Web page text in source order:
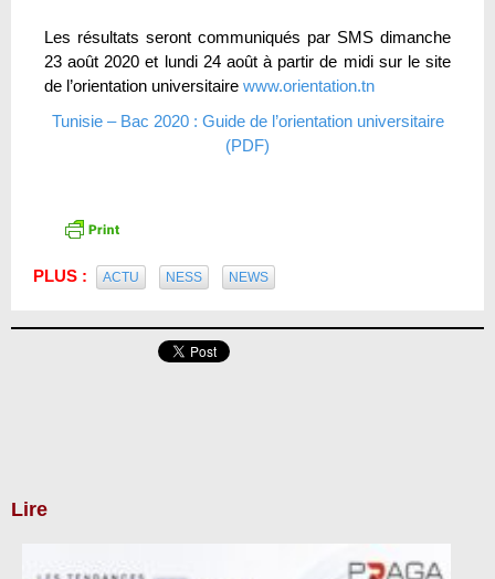
Les résultats seront communiqués par SMS dimanche
23 août 2020 et lundi 24 août à partir de midi sur le site
de l’orientation universitaire www.orientation.tn
Tunisie – Bac 2020 : Guide de l’orientation universitaire
(PDF)
PLUS : ACTU NESS NEWS
Lire